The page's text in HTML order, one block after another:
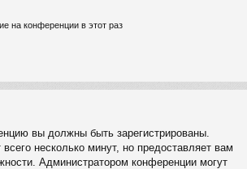
на конференции в этот раз
вы должны быть зарегистрированы.
всего несколько минут, но предоставляет вам
Администратором конференции могут